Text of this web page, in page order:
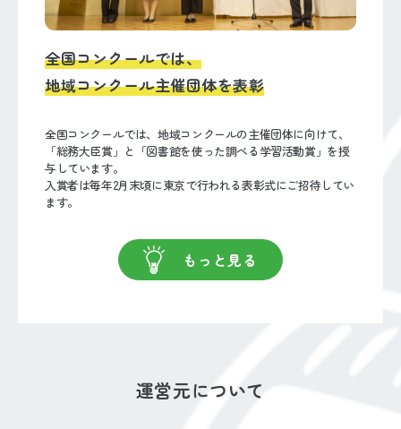
全国コンクールでは、
地域コンクール主催団体を表彰
全国コンクールでは、地域コンクールの主催団体に向けて、
「総務大臣賞」と「図書館を使った調べる学習活動賞」を授
与しています。
入賞者は毎年2月末頃に東京で行われる表彰式にご招待してい
ます。
もっと見る
運営元について